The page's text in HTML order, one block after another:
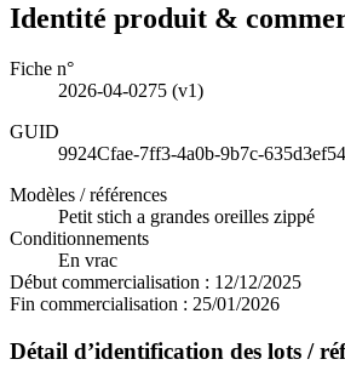
Identité produit &
Fiche n°
2026-04-0275 (v1)
GUID
9924Cfae-7ff3-4a0b-9b7c-
Modèles / références
Petit stich a grandes oreilles zippé
Conditionnements
En vrac
Début commercialisation : 12/12/2025
Fin commercialisation : 25/01/2026
Détail d’identification des lots /